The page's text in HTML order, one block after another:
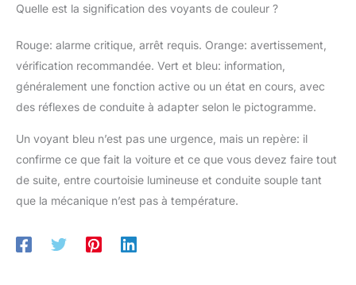
Quelle est la signification des voyants de couleur ?
Rouge: alarme critique, arrêt requis. Orange: avertissement,
vérification recommandée. Vert et bleu: information,
généralement une fonction active ou un état en cours, avec
des réflexes de conduite à adapter selon le pictogramme.
Un voyant bleu n’est pas une urgence, mais un repère: il
confirme ce que fait la voiture et ce que vous devez faire tout
de suite, entre courtoisie lumineuse et conduite souple tant
que la mécanique n’est pas à température.